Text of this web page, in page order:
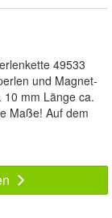
49533
und Magnet-
mm Länge ca.
Maße! Auf dem